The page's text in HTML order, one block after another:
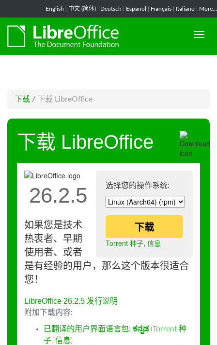
English 中文 (简体) Deutsch Español Français Italiano More...
下载 / 下载 LibreOffice
下载 LibreOffice
选择您的操作系统:
下载
Torrent 种子, 信息
26.2.5
如果您是技术
热衷者、早期
使用者、或者
是有经验的用户，那么这个版本很适合
您！
LibreOffice 26.2.5 发行说明
附加下载内容:
已翻译的用户界面语言包: ಕನ್ನಡ (Torrent 种
子, 信息)